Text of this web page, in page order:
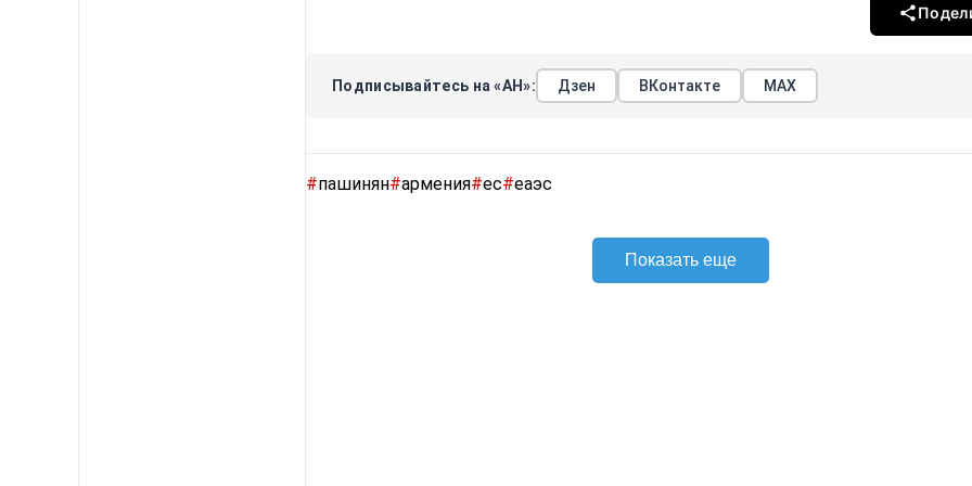
Подписывайтесь на «АН»: Дзен ВКонтакте МАХ
#пашинян#армения#ес#еаэс
Показать еще